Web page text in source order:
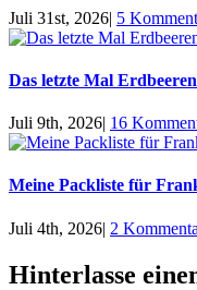
Juli 31st, 2026| 5
Das letzte Mal
Juli 9th, 2026| 16
Meine Packliste für
Juli 4th, 2026| 2
Hinterlasse